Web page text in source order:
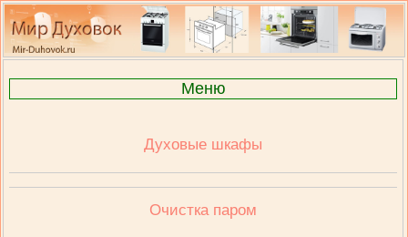
Меню
Духовые шкафы
Очистка паром